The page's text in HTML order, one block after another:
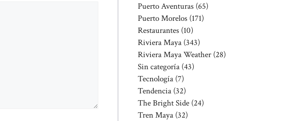
Puerto Aventuras (65)
Puerto Morelos (171)
Restaurantes (10)
Riviera Maya (343)
Riviera Maya Weather (28)
Sin categoría (43)
Tecnología (7)
Tendencia (32)
The Bright Side (24)
Tren Maya (32)